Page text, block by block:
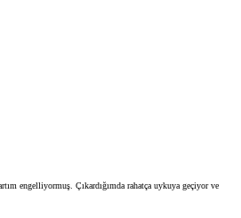
engelliyormuş. Çıkardığımda rahatça uykuya geçiyor ve